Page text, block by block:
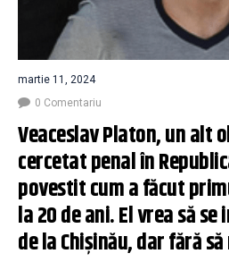
martie 11, 2024
0 Comentariu
Veaceslav Platon, un alt
cercetat penal în
povestit cum a făcut
la 20 de ani. El vrea să
de la Chişinău, dar fără